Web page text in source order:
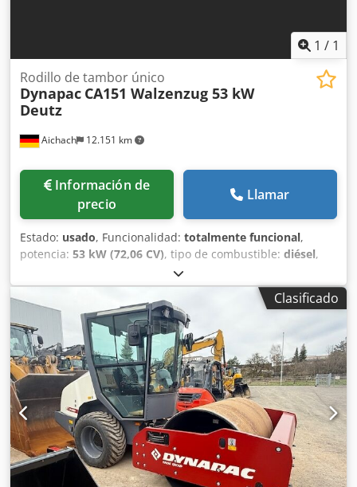
desea, le ofrecemos una inspección virtual de la máquina
1 / 1
Aichach 12.151 km
Rodillo de tambor único
Dynapac CA151 Walzenzug 53 kW
Deutz
Información de
precio
Llamar
Estado: usado, Funcionalidad: totalmente funcional,
potencia: 53 kW (72,06 CV), tipo de combustible: diésel,
6.800 kg
1993, horas de funcionamiento:3.000 h, Equipamiento:
cabina
, Dynapac CA 151 rodillo compactador Año de
fabricación: 1993 Dsdpfszap R Dox Adgskr 6.800 kg 3.000
horas Motor Deutz F3-6L 912 de 53 kW, 4 cilindros
Clasificado